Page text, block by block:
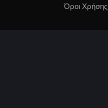
Όροι Χρήσης